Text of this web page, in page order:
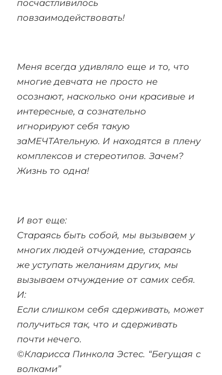
посчастливилось
повзаимодействовать!
Меня всегда удивляло еще и то, что
многие девчата не просто не
осознают, насколько они красивые и
интересные, а сознательно
игнорируют себя такую
заМЕЧТАтельную. И находятся в плену
комплексов и стереотипов. Зачем?
Жизнь то одна!
И вот еще:
Стараясь быть собой, мы вызываем у
многих людей отчуждение, стараясь
же уступать желаниям других, мы
вызываем отчуждение от самих себя.
И:
Если слишком себя сдерживать, может
получиться так, что и сдерживать
почти нечего.
©Кларисса Пинкола Эстес. “Бегущая с
волками”